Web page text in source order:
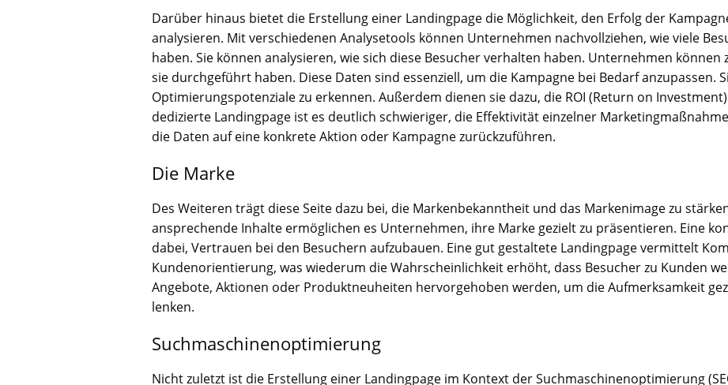
Darüber hinaus bietet die Erstellung einer Landingpage die Möglichkeit, den Erfolg der
analysieren. Mit verschiedenen Analysetools können Unternehmen nachvollziehen, wie viele
haben. Sie können analysieren, wie sich diese Besucher verhalten haben. Unternehmen können
sie durchgeführt haben. Diese Daten sind essenziell, um die Kampagne bei Bedarf anzupassen.
Optimierungspotenziale zu erkennen. Außerdem dienen sie dazu, die ROI (Return on
dedizierte Landingpage ist es deutlich schwieriger, die Effektivität einzelner
die Daten auf eine konkrete Aktion oder Kampagne zurückzuführen.
Die Marke
Des Weiteren trägt diese Seite dazu bei, die Markenbekanntheit und das Markenimage zu
ansprechende Inhalte ermöglichen es Unternehmen, ihre Marke gezielt zu präsentieren. Eine
dabei, Vertrauen bei den Besuchern aufzubauen. Eine gut gestaltete Landingpage vermittelt
Kundenorientierung, was wiederum die Wahrscheinlichkeit erhöht, dass Besucher zu Kunden
Angebote, Aktionen oder Produktneuheiten hervorgehoben werden, um die Aufmerksamkeit
lenken.
Suchmaschinenoptimierung
Nicht zuletzt ist die Erstellung einer Landingpage im Kontext der Suchmaschinenoptimierung